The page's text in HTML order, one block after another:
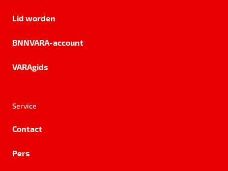
Lid worden
BNNVARA-account
VARAgids
Service
Contact
Pers